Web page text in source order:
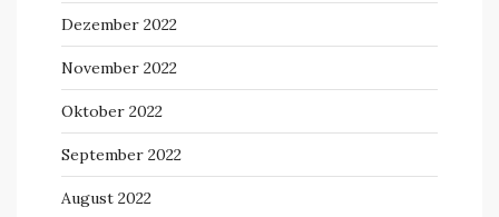
Dezember 2022
November 2022
Oktober 2022
September 2022
August 2022